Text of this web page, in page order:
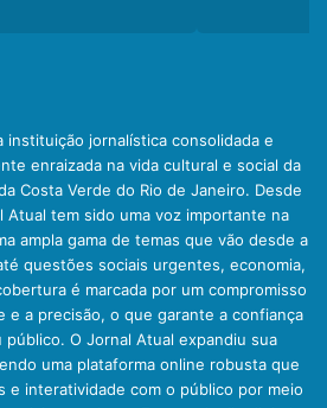
instituição jornalística consolidada e
enraizada na vida cultural e social da
Costa Verde do Rio de Janeiro. Desde
Atual tem sido uma voz importante na
ampla gama de temas que vão desde a
questões sociais urgentes, economia,
é marcada por um compromisso
e a precisão, o que garante a confiança
O Jornal Atual expandiu sua
uma plataforma online robusta que
e interatividade com o público por meio